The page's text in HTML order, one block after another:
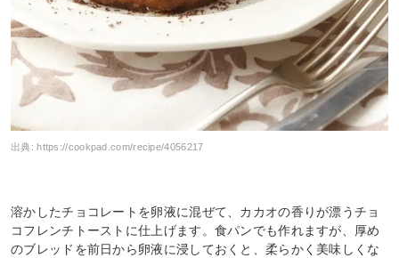
出典: https://cookpad.com/recipe/4056217
溶かしたチョコレートを卵液に混ぜて、カカオの香りが漂うチョ
コフレンチトーストに仕上げます。食パンでも作れますが、厚め
のブレッドを前日から卵液に浸しておくと、柔らかく美味しくな